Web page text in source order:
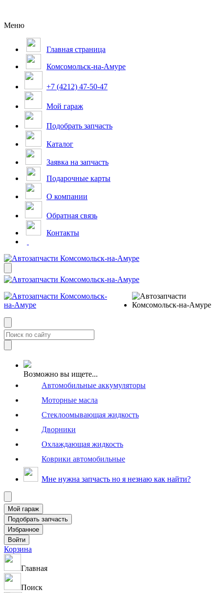
Меню
Главная страница
Комсомольск-на-Амуре
+7 (4212) 47-50-47
Мой гараж
Подобрать запчасть
Каталог
Заявка на запчасть
Подарочные карты
О компании
Обратная связь
Контакты
Возможно вы ищете...
Автомобильные аккумуляторы
Моторные масла
Стеклоомывающая жидкость
Дворники
Охлаждающая жидкость
Коврики автомобильные
Мне нужна запчасть но я незнаю как найти?
Корзина
Главная
Поиск